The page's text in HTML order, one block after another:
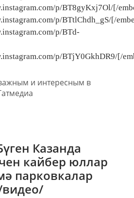
p/BT8gyKxj7Ol/[/
p/BTtlChdh_gS/[/
p/BTd-
p/BTjY0GkhDR9/[/
и интересным в
Казанда
кайбер юллар
парковкалар